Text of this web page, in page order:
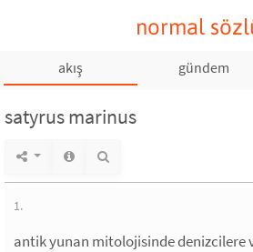
normal
akış gündem
satyrus marinus
1.
antik yunan mitolojisinde denizcilere